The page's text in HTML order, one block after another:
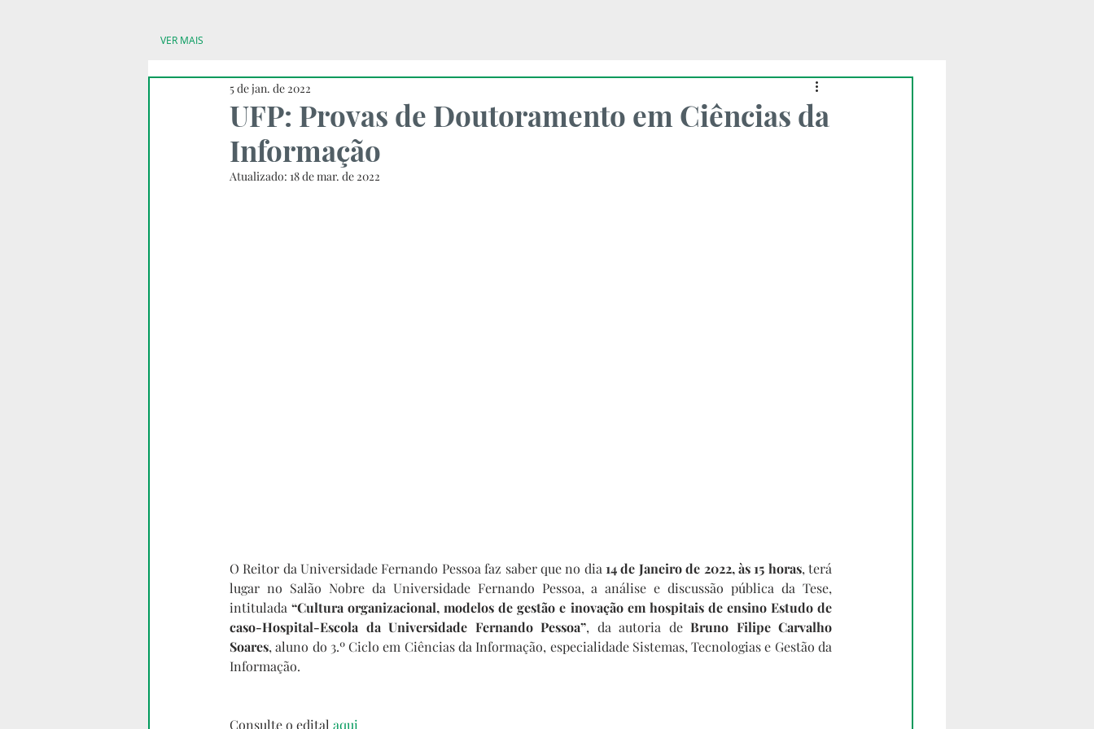
VER MAIS
UFP: Provas de Doutoramento em Ciências da
Informação
5 de jan. de 2022
Atualizado: 18 de mar. de 2022
O Reitor da Universidade Fernando Pessoa faz saber que no dia 14 de Janeiro de 2022, às 15 horas, terá
lugar no Salão Nobre da Universidade Fernando Pessoa, a análise e discussão pública da Tese,
intitulada “Cultura organizacional, modelos de gestão e inovação em hospitais de ensino Estudo de
caso-Hospital-Escola da Universidade Fernando Pessoa”, da autoria de Bruno Filipe Carvalho
Soares, aluno do 3.º Ciclo em Ciências da Informação, especialidade Sistemas, Tecnologias e Gestão da
Informação.
Consulte o edital aqui